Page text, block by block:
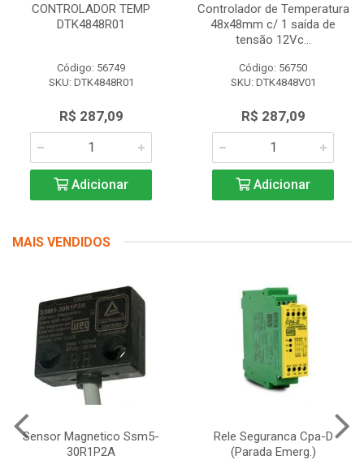
CONTROLADOR TEMP
DTK4848R01
Código: 56749
SKU: DTK4848R01
R$ 287,09
Adicionar
Controlador de Temperatura
48x48mm c/ 1 saída de
tensão 12Vc...
Código: 56750
SKU: DTK4848V01
R$ 287,09
Adicionar
MAIS VENDIDOS
Sensor Magnetico Ssm5-
30R1P2A
Rele Seguranca Cpa-D
(Parada Emerg.)